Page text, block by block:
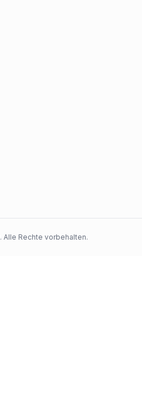
. Alle Rechte vorbehalten.